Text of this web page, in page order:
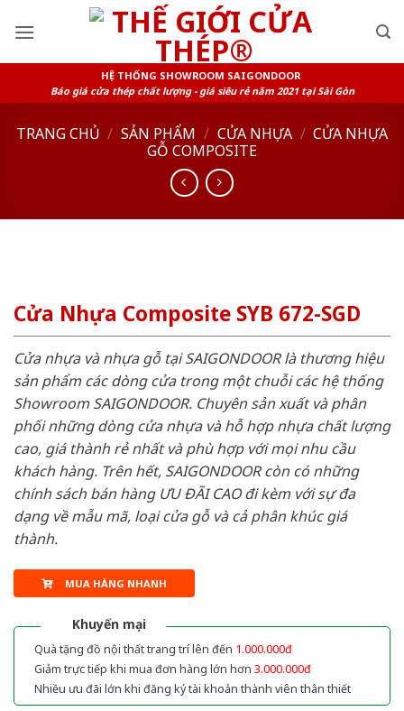
HỆ THỐNG SHOWROOM SAIGONDOOR
Báo giá cửa thép chất lượng - giá siêu rẻ năm 2021 tại Sài Gòn
TRANG CHỦ / SẢN PHẨM / CỬA NHỰA / CỬA NHỰA
GỖ COMPOSITE
Cửa Nhựa Composite SYB 672-SGD
Cửa nhựa và nhựa gỗ tại SAIGONDOOR là thương hiệu
sản phẩm các dòng cửa trong một chuỗi các hệ thống
Showroom SAIGONDOOR. Chuyên sản xuất và phân
phối những dòng cửa nhựa và hỗ hợp nhựa chất lượng
cao, giá thành rẻ nhất và phù hợp với mọi nhu cầu
khách hàng. Trên hết, SAIGONDOOR còn có những
chính sách bán hàng ƯU ĐÃI CAO đi kèm với sự đa
dạng về mẫu mã, loại cửa gỗ và cả phân khúc giá
thành.
MUA HÀNG NHANH
Khuyến mại
Quà tặng đồ nội thất trang trí lên đến 1.000.000đ
Giảm trực tiếp khi mua đơn hàng lớn hơn 3.000.000đ
Nhiều ưu đãi lớn khi đăng ký tài khoản thành viên thân thiết